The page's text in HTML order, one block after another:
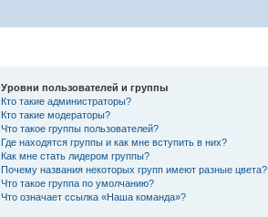
Уровни пользователей и группы
Кто такие администраторы?
Кто такие модераторы?
Что такое группы пользователей?
Где находятся группы и как мне вступить в них?
Как мне стать лидером группы?
Почему названия некоторых групп имеют разные цвета?
Что такое группа по умолчанию?
Что означает ссылка «Наша команда»?